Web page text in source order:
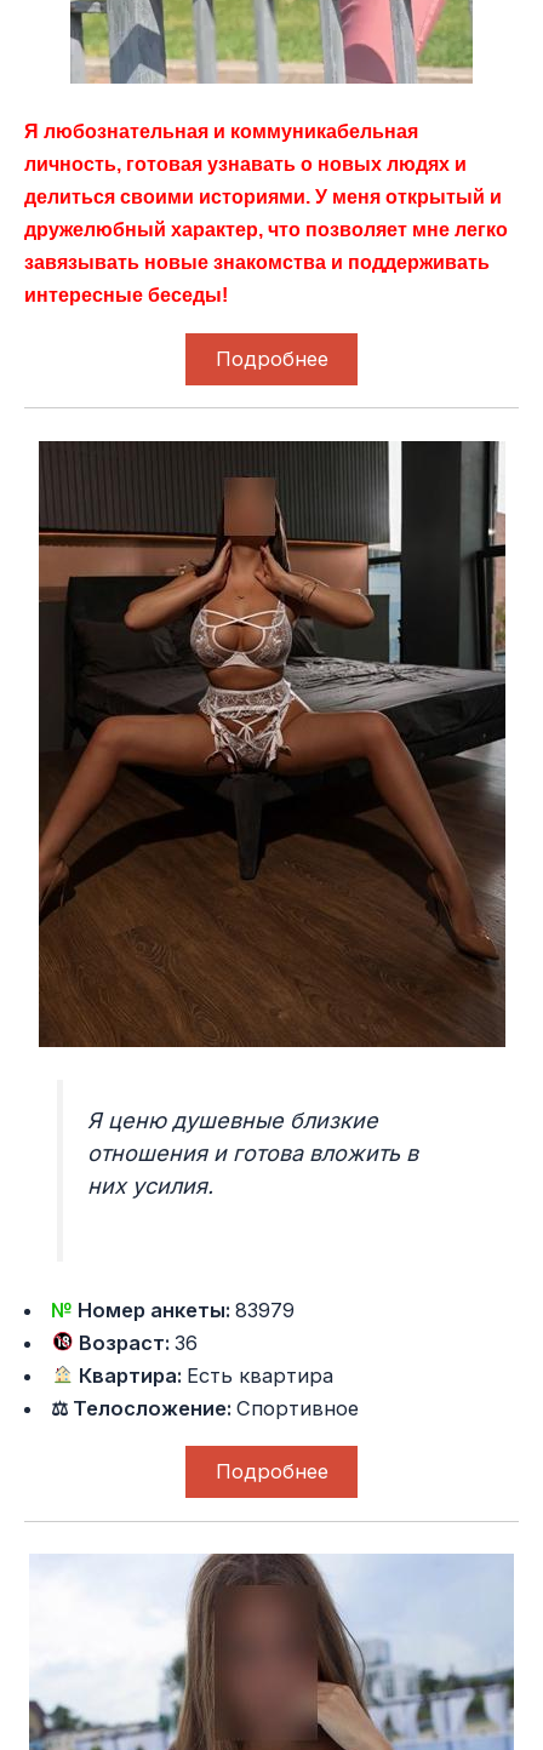
Я любознательная и коммуникабельная
личность, готовая узнавать о новых людях и
делиться своими историями. У меня открытый и
дружелюбный характер, что позволяет мне легко
завязывать новые знакомства и поддерживать
интересные беседы!
Подробнее
Я ценю душевные близкие
отношения и готова вложить в
них усилия.
№ Номер анкеты:83979
Возраст:36
Квартира: Есть квартира
⚖ Телосложение:Спортивное
Подробнее